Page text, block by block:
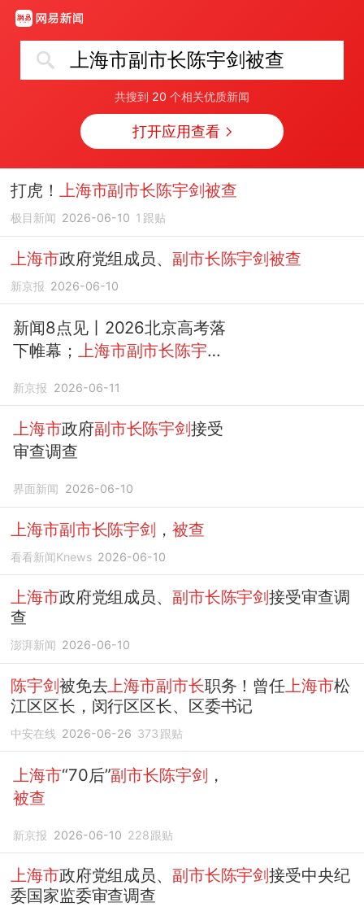
上海市副市长陈宇剑被查
共搜到 20 个相关优质新闻
打开应用查看
打虎！ 上海市副市长陈宇剑被查
极目新闻 2026-06-10 1 跟贴
上海市政府党组成员、 副市长陈宇剑被查
新京报 2026-06-10
新闻8点见丨2026北京高考落
下帷幕；
上海市副市长陈宇剑
新京报 2026-06-11
上海市政府副市长陈宇剑接受
审查调查
界面新闻 2026-06-10
上海市副市长陈宇剑 ， 被查
看看新闻Knews 2026-06-10
上海市政府党组成员、 副市长陈宇剑接受审查调
查
澎湃新闻 2026-06-10
陈宇剑被免去上海市副市长职务！曾任 上海市松
江区区长，闵行区区长、区委书记
中安在线 2026-06-26 373 跟贴
上海市“70后”副市长陈宇剑 ，
被查
新京报 2026-06-10 228跟贴
上海市政府党组成员、 副市长陈宇剑接受中央纪
委国家监委审查调查